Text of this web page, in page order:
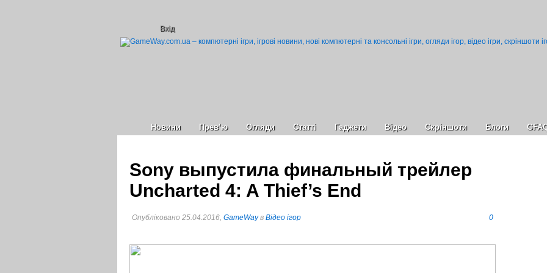
Вхід
Новини Прев’ю Огляди Статті Гаджети Відео Cкріншоти Блоги
Sony выпустила финальный трейлер
Uncharted 4: A Thief’s End
Опубліковано 25.04.2016, GameWayв Відео ігор 0